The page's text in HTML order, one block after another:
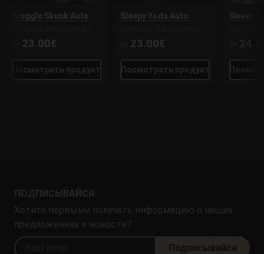
Fraggle Skunk Auto
23.00€
Посмотреть продукт
Sleepy Yoda Auto
От 23.00€
Посмотреть продукт
Sweet
От
ПОДПИСЫВАЙСЯ
Хотите первыми получать информацию о наших
предложениях и новости?
Подписывайся